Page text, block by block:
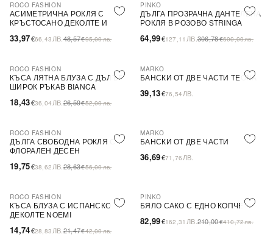
-30%
ROCO FASHION
АСИМЕТРИЧНА РОКЛЯ С
КРЪСТОСАНО ДЕКОЛТЕ И
33,97€66,43 ЛВ.48,57€95,00лв.
-79%
PINKO
ДЪЛГА ПРОЗРАЧНА ДАНТЕЛЕНА
РОКЛЯ В РОЗОВО STRINGA
64,99€127,11 ЛВ.306,78€600,00лв.
-31%
ROCO FASHION
КЪСА ЛЯТНА БЛУЗА С ДЪЛЪГ
ШИРОК РЪКАВ BIANCA
18,43€36,04 ЛВ.26,59€52,00лв.
MARKO
БАНСКИ ОТ ДВЕ ЧАСТИ TEONA
39,13€76,54 ЛВ.
-31%
ROCO FASHION
ДЪЛГА СВОБОДНА РОКЛЯ С
ФЛОРАЛЕН ДЕСЕН
19,75€38,62 ЛВ.28,63€56,00лв.
MARKO
БАНСКИ ОТ ДВЕ ЧАСТИ
36,69€71,76 ЛВ.
-31%
ROCO FASHION
КЪСА БЛУЗА С ИСПАНСКО
ДЕКОЛТЕ NOEMI
14,74€28,83 ЛВ.21,47€42,00лв.
-60%
PINKO
БЯЛО САКО С ЕДНО КОПЧЕ
82,99€162,31 ЛВ.210,00€410,72лв.